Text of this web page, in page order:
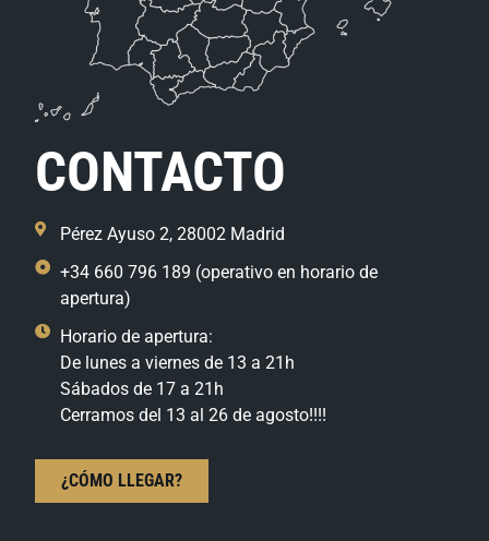
CONTACTO
Pérez Ayuso 2, 28002 Madrid
+34 660 796 189 (operativo en horario de
apertura)
Horario de apertura:
De lunes a viernes de 13 a 21h
Sábados de 17 a 21h
Cerramos del 13 al 26 de agosto!!!!
¿CÓMO LLEGAR?